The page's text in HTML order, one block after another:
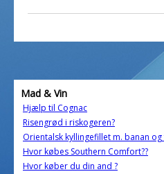
Mad & Vin
Hjælp til Cognac
Risengrød i riskogeren?
Orientalsk kyllingefillet m. banan
Hvor købes Southern Comfort??
Hvor køber du din and ?